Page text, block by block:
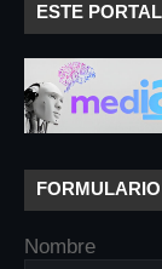
ESTE
Nombre